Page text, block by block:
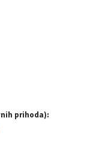
prihoda):